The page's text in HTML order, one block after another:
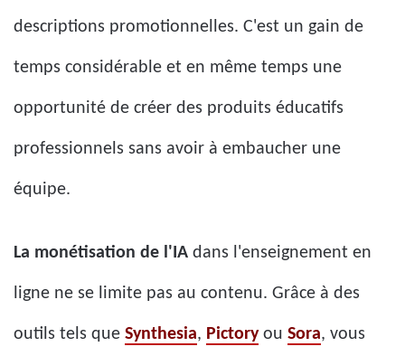
descriptions promotionnelles. C'est un gain de
temps considérable et en même temps une
opportunité de créer des produits éducatifs
professionnels sans avoir à embaucher une
équipe.
La monétisation de l'IA dans l'enseignement en
ligne ne se limite pas au contenu. Grâce à des
outils tels que Synthesia, Pictoryou Sora, vous